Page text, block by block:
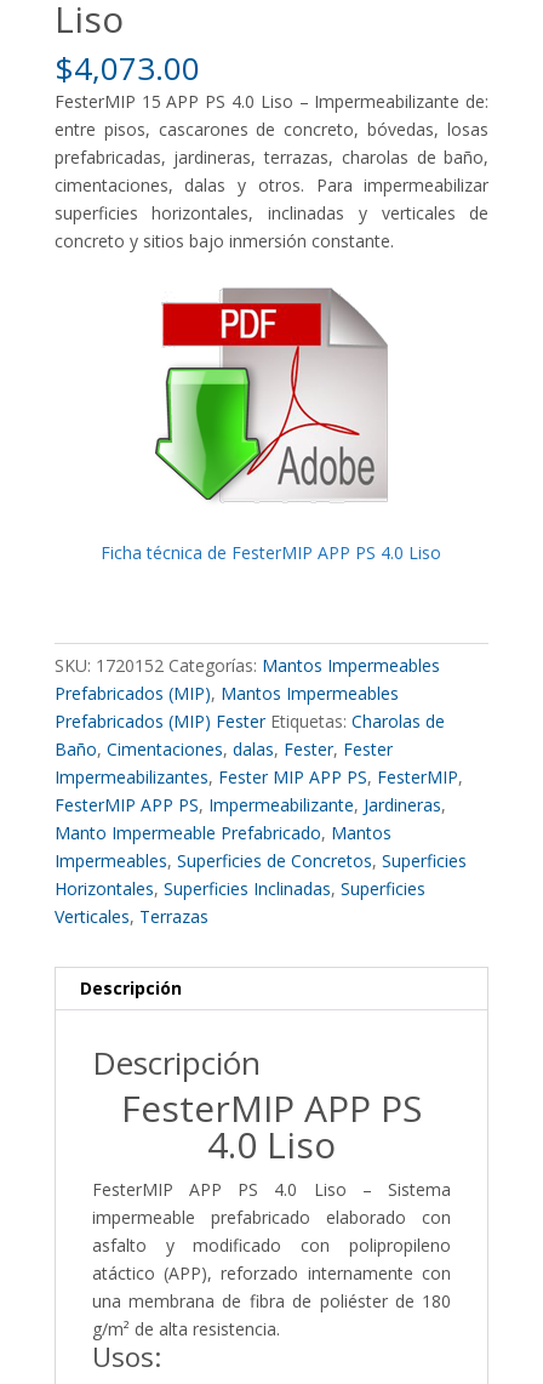
Liso
$4,073.00
FesterMIP 15 APP PS 4.0 Liso – Impermeabilizante de:
entre pisos, cascarones de concreto, bóvedas, losas
prefabricadas, jardineras, terrazas, charolas de baño,
cimentaciones, dalas y otros. Para impermeabilizar
superficies horizontales, inclinadas y verticales de
concreto y sitios bajo inmersión constante.
Ficha técnica de FesterMIP APP PS 4.0 Liso
SKU: 1720152 Categorías: Mantos Impermeables
Prefabricados (MIP), Mantos Impermeables
Prefabricados (MIP) Fester Etiquetas: Charolas de
Baño, Cimentaciones, dalas, Fester, Fester
Impermeabilizantes, Fester MIP APP PS, FesterMIP,
FesterMIP APP PS, Impermeabilizante, Jardineras,
Manto Impermeable Prefabricado, Mantos
Impermeables, Superficies de Concretos, Superficies
Horizontales, Superficies Inclinadas, Superficies
Verticales, Terrazas
Descripción
Descripción
FesterMIP APP PS
4.0 Liso
FesterMIP APP PS 4.0 Liso – Sistema
impermeable prefabricado elaborado con
asfalto y modificado con polipropileno
atáctico (APP), reforzado internamente con
una membrana de fibra de poliéster de 180
g/m² de alta resistencia.
Usos: